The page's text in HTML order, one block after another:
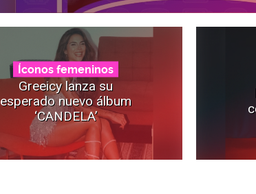
Íconos femeninos
Greeicy lanza su
esperado nuevo álbum
‘CANDELA’